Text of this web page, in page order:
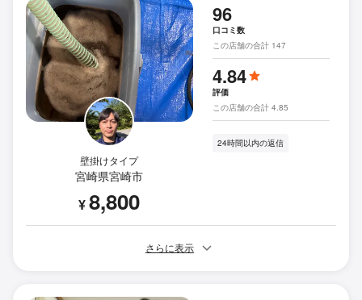
壁掛けタイプ
宮崎県宮崎市
¥8,800
96
口コミ数
この店舗の合計 147
4.84
評価
この店舗の合計 4.85
24時間以内の返信
さらに表示